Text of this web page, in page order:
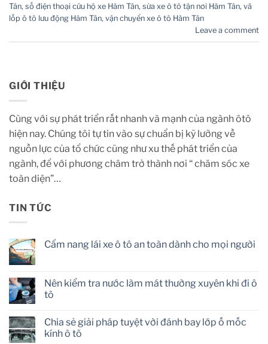
Tân, số điện thoại cứu hộ xe Hàm Tân, sửa xe ô tô tận nơi Hàm Tân, vá
lốp ô tô lưu động Hàm Tân, vận chuyển xe ô tô Hàm Tân
Leave a comment
GIỚI THIỆU
Cùng với sự phát triển rất nhanh và mạnh của ngành ôtô
hiện nay. Chúng tôi tự tin vào sự chuẩn bị kỹ lưỡng về
nguồn lực của tổ chức cũng như xu thế phát triển của
ngành, để với phương châm trở thành nơi “ chăm sóc xe
toàn diện”…
TIN TỨC
Cẩm nang lái xe ô tô an toàn dành cho mọi người
Cẩm
nang
lái
tô
an
toàn
Nên kiểm tra nước làm mát thường xuyên khi đi ô
tô
on
Nên
kiểm
Chia sẻ giải pháp tuyệt vời đánh bay lớp ố mốc
kính ô tô